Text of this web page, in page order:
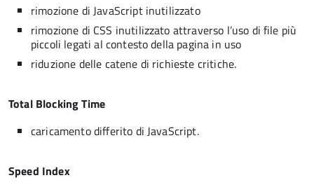
rimozione di JavaScript inutilizzato
rimozione di CSS inutilizzato attraverso l’uso di file più
piccoli legati al contesto della pagina in uso
riduzione delle catene di richieste critiche.
Total Blocking Time
caricamento differito di JavaScript.
Speed Index